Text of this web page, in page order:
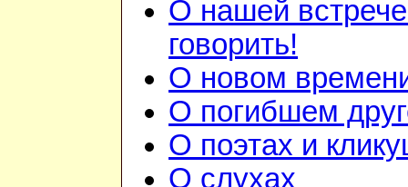
О нашей
говорить!
О новом
О погибшем
О поэтах и
О слухах